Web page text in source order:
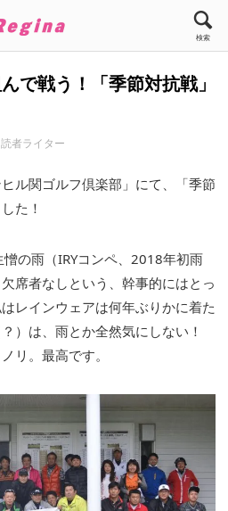
検索
で戦う！「季節対抗戦」
読者ライター
ル関ゴルフ倶楽部」にて、「季節
た！
の雨（IRYコンペ、2018年初雨
席者なしという、幹事的にはとっ
レインウェアは何年ぶりかに着た
）は、雨とか全然気にしない！
リ。最高です。